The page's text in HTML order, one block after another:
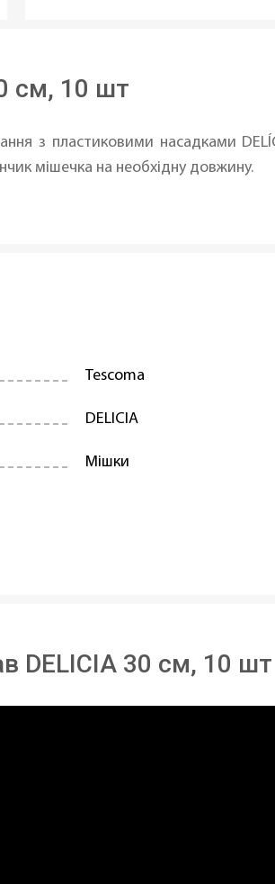
cм, 10 шт
з пластиковими насадками
мішечка на необхідну довжину.
Tescoma
DELICIA
Мішки
DELICIA 30 cм, 10 шт